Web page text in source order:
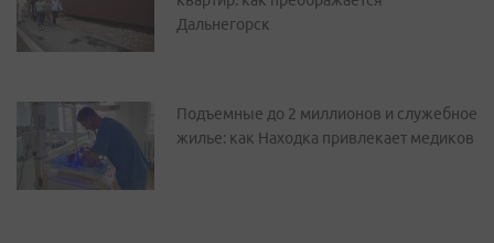
Дальнегорск
Подъемные до 2 миллионов и служебное
жилье: как Находка привлекает медиков